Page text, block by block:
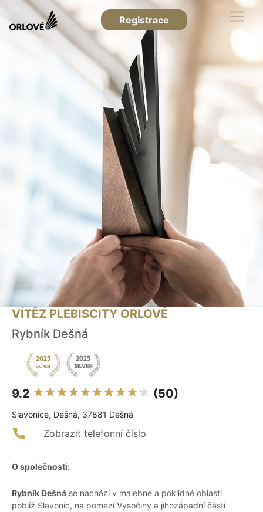
Registrace
VÍTĚZ PLEBISCITY ORLOVÉ
Rybník Dešná
9.2 (50)
Slavonice, Dešná, 37881 Dešná
Zobrazit telefonní číslo
O společnosti:
Rybník Dešná se nachází v malebné a poklidné oblasti
poblíž Slavonic, na pomezí Vysočiny a jihozápadní části